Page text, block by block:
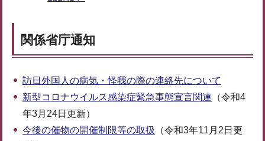
関係省庁通知
訪日外国人の病気・怪我の際の連絡先について
新型コロナウイルス感染症緊急事態宣言関連 （令和4
年3月24日更新）
今後の催物の開催制限等の取扱
（令和3年11月2日更